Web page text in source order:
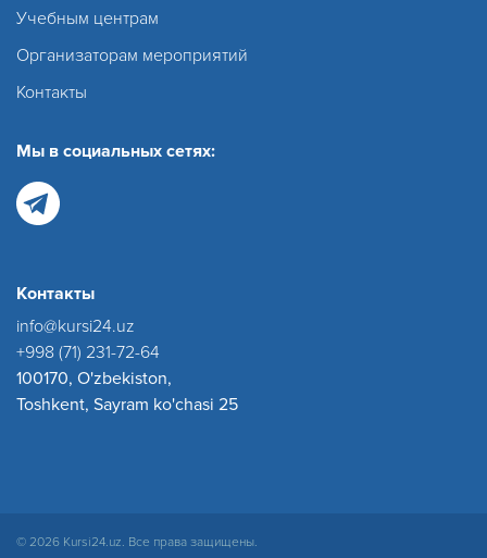
Учебным центрам
Организаторам мероприятий
Контакты
Мы в социальных сетях:
Контакты
info@kursi24.uz
+998 (71) 231-72-64
100170, O'zbekiston,
Toshkent, Sayram ko'chasi 25
© 2026 Kursi24.uz. Все права защищены.